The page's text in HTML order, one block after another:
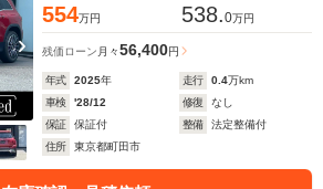
554万円 538.0万円
残価ローン 月々56,400円
年式 2025年 走行 0.4万km
車検
'28/12 修復
なし
保証
保証付 整備
法定整備付
住所
東京都町田市